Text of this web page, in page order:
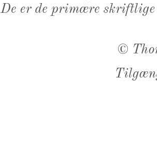
De er de primære
©